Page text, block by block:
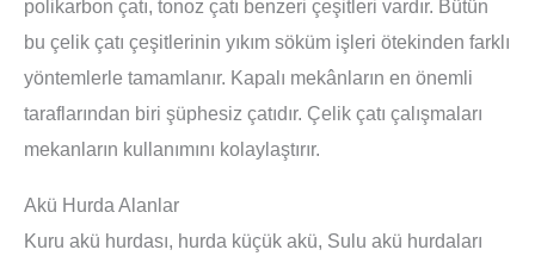
polikarbon çatı, tonoz çatı benzeri çeşitleri vardır. Bütün
bu çelik çatı çeşitlerinin yıkım söküm işleri ötekinden farklı
yöntemlerle tamamlanır. Kapalı mekânların en önemli
taraflarından biri şüphesiz çatıdır. Çelik çatı çalışmaları
mekanların kullanımını kolaylaştırır.
Akü Hurda Alanlar
Kuru akü hurdası, hurda küçük akü, Sulu akü hurdaları